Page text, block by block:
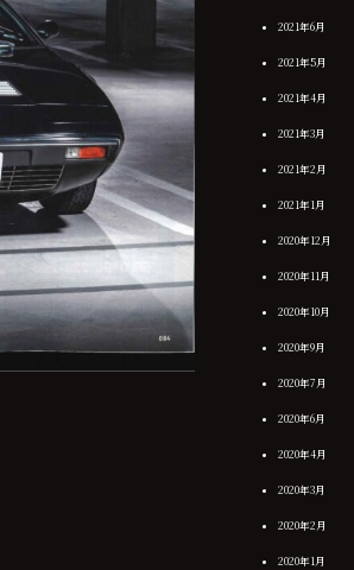
2021年6月
2021年5月
2021年4月
2021年3月
2021年2月
2021年1月
2020年12月
2020年11月
2020年10月
2020年9月
2020年7月
2020年6月
2020年4月
2020年3月
2020年2月
2020年1月